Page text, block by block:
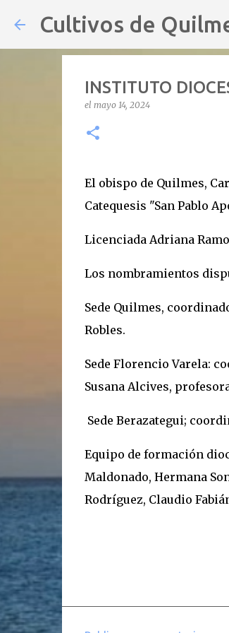
Cultivos de
INSTITUTO
el mayo 14, 2024
El obispo de Quilmes,
Catequesis "San Pablo
Licenciada Adriana
Los nombramientos
Sede Quilmes,
Robles.
Sede Florencio Varela:
Susana Alcives,
Sede Berazategui;
Equipo de formación
Maldonado, Hermana
Rodríguez, Claudio